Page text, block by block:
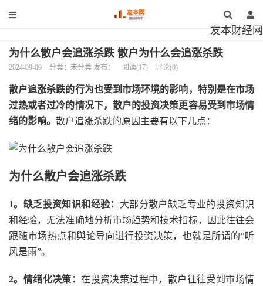
友本财经网
为什么散户会追涨杀跌 散户为什么会追涨杀跌
2024-09-09 分类：未分类 发布： 阅读(17) 评论(0)
散户追涨杀跌的行为也受到市场环境的影响，特别是在市场
过热或者过冷的情况下，散户的投资决策更容易受到市场情
绪的影响。 散户追涨杀跌的原因主要有以下几点：
为什么散户会追涨杀跌
1。缺乏投资知识和经验： 大部分散户缺乏专业的投资知识
和经验，无法准确地分析市场趋势和技术指标，因此往往会
跟随市场热点和舆论导向进行投资决策，也就是所谓的“听
风是雨”。
2。情绪化决策：在投资决策过程中，散户往往受到市场情